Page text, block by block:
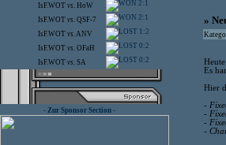
IsF.WOT vs. HoW 2:1
IsF.WOT vs. QSF-7 2:1
IsF.WOT vs.ANV 1:2
IsF.WOT vs. OFaH 0:2
IsF.WOT vs. SA 0:2
- Zur Sponsor Section -
»
Es
Hier
-
-
-
-